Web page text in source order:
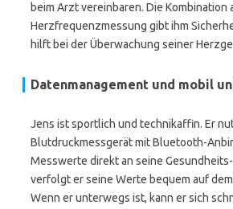
beim Arzt vereinbaren. Die Kombination
Herzfrequenzmessung gibt ihm
hilft bei der Überwachung seiner
Datenmanagement und mobil
Jens ist sportlich und technikaffin. Er
Blutdruckmessgerät mit Bluetooth-
Messwerte direkt an seine
verfolgt er seine Werte bequem auf
Wenn er unterwegs ist, kann er sich